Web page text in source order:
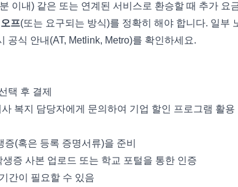
이내) 같은 또는 연계된 서비스로 환승할 때 추가 요
프(또는 요구되는 방식)를 정확히 해야 합니다. 일부
공식 안내(AT, Metlink, Metro)를 확인하세요.
택 후 결제
복지 담당자에게 문의하여 기업 할인 프로그램 활용
(혹은 등록 증명서류)을 준비
증 사본 업로드 또는 학교 포털을 통한 인증
간이 필요할 수 있음